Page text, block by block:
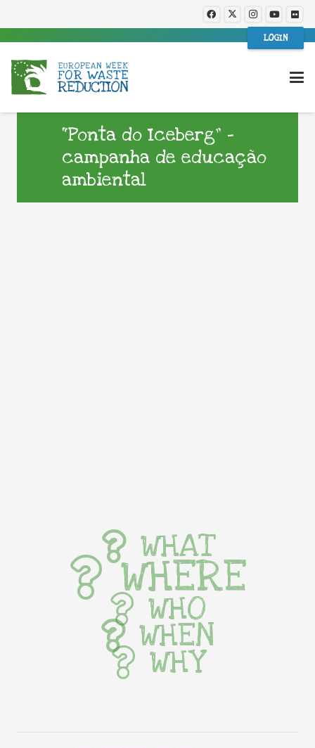
LOGIN
“Ponta do Iceberg” –
campanha de educação
ambiental
WHAT
WHERE
WHO
WHEN
WHY